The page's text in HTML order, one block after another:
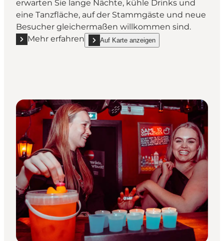
erwarten Sie lange Nächte, kühle Drinks und
eine Tanzfläche, auf der Stammgäste und neue
Besucher gleichermaßen willkommen sind.
Mehr erfahren
Mehr erfahren "Boogie Dance Café Odense"
Auf Karte anzeigen
show Boogie Dance Café Odense on_map